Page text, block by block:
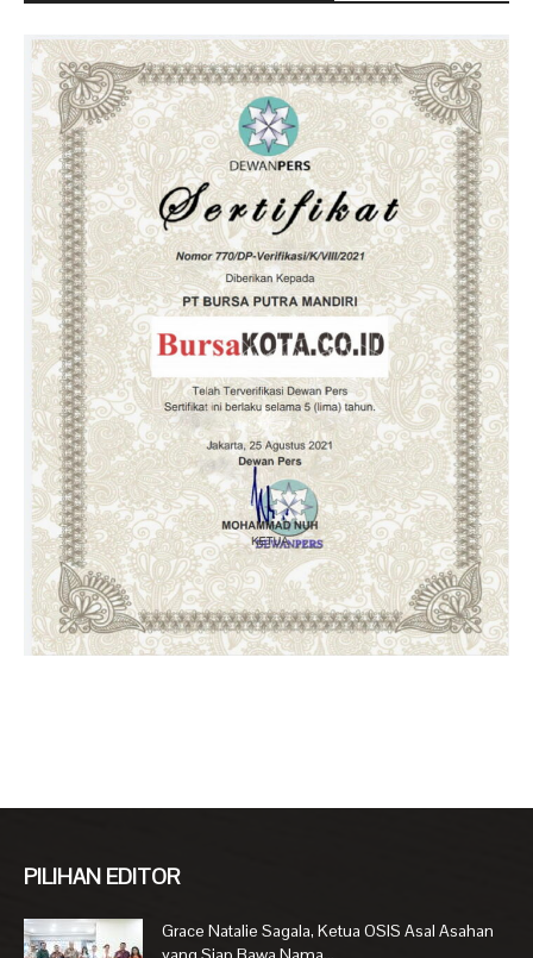
PILIHAN EDITOR
Grace Natalie Sagala, Ketua OSIS Asal Asahan